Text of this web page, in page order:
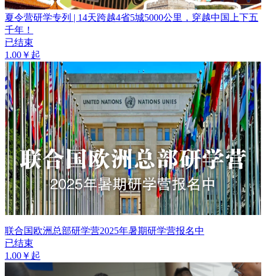
夏令营研学专列 | 14天跨越4省5城5000公里，穿越中国上下五
千年！
已结束
1.00￥起
联合国欧洲总部研学营2025年暑期研学营报名中
已结束
1.00￥起